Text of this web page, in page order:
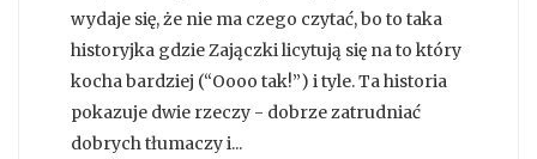
wydaje się, że nie ma czego czytać, bo to taka
historyjka gdzie Zajączki licytują się na to który
kocha bardziej (“Oooo tak!”) i tyle. Ta historia
pokazuje dwie rzeczy - dobrze zatrudniać
dobrych tłumaczy i...